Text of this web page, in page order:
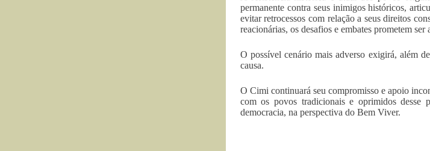
permanente contra seus inimigos históricos,
evitar retrocessos com relação a seus direitos
reacionárias, os desafios e embates prometem ser
O possível cenário mais adverso exigirá, além
causa.
O Cimi continuará seu compromisso e apoio
com os povos tradicionais e oprimidos desse
democracia, na perspectiva do Bem Viver.